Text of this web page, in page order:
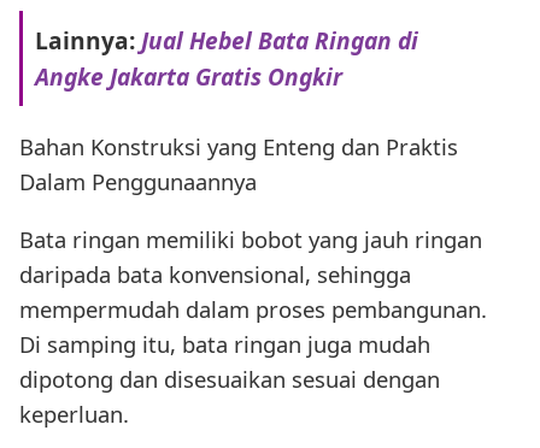
Lainnya:Jual Hebel Bata Ringan di
Angke Jakarta Gratis Ongkir
Bahan Konstruksi yang Enteng dan Praktis
Dalam Penggunaannya
Bata ringan memiliki bobot yang jauh ringan
daripada bata konvensional, sehingga
mempermudah dalam proses pembangunan.
Di samping itu, bata ringan juga mudah
dipotong dan disesuaikan sesuai dengan
keperluan.